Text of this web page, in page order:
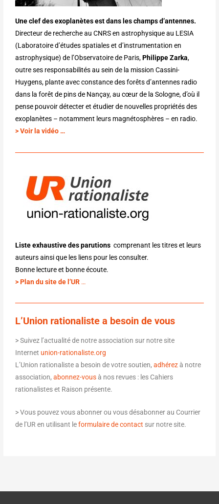
Une clef des exoplanètes est dans les champs d’antennes.
Directeur de recherche au CNRS en astrophysique au LESIA
(Laboratoire d’études spatiales et d’instrumentation en
astrophysique) de l’Observatoire de Paris,Philippe Zarka,
outre ses responsabilités au sein de la mission Cassini-
Huygens, plante avec constance des forêts d’antennes radio
dans la forêt de pins de Nançay, au cœur de la Sologne, d’où il
pense pouvoir détecter et étudier de nouvelles propriétés des
exoplanètes – notamment leurs magnétosphères – en radio.
> Voir la vidéo …
Liste exhaustive des parutionscomprenant les titres et leurs
auteurs ainsi que les liens pour les consulter.
Bonne lecture et bonne écoute.
> Plan du site de l’UR …
L’Union rationaliste a besoin de vous
> Suivez l’actualité de notre association sur notre site
Internet union-rationaliste.org
L’Union rationaliste a besoin de votre soutien,adhérezà notre
association,abonnez-vousà nos revues : les Cahiers
rationalistes et Raison présente.
> Vous pouvez vous abonner ou vous désabonner au Courrier
de l’UR en utilisant leformulaire de contact sur notre site.